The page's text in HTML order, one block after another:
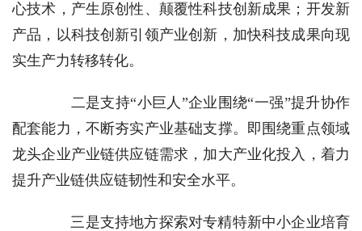
心技术，产生原创性、颠覆性科技创新成果；开发新
产品，以科技创新引领产业创新，加快科技成果向现
实生产力转移转化。
二是支持“小巨人”企业围绕“一强”提升协作
配套能力，不断夯实产业基础支撑。即围绕重点领域
龙头企业产业链供应链需求，加大产业化投入，着力
提升产业链供应链韧性和安全水平。
三是支持地方探索对专精特新中小企业培育